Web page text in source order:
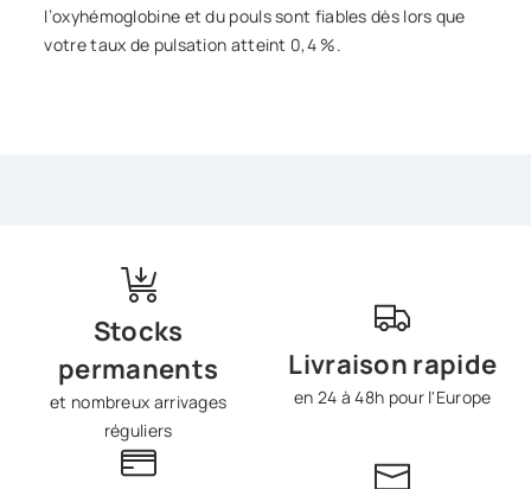
l’oxyhémoglobine et du pouls sont fiables dès lors que
votre taux de pulsation atteint 0,4 %.
Stocks
permanents
et nombreux arrivages
réguliers
Livraison rapide
en 24 à 48h pour l'Europe